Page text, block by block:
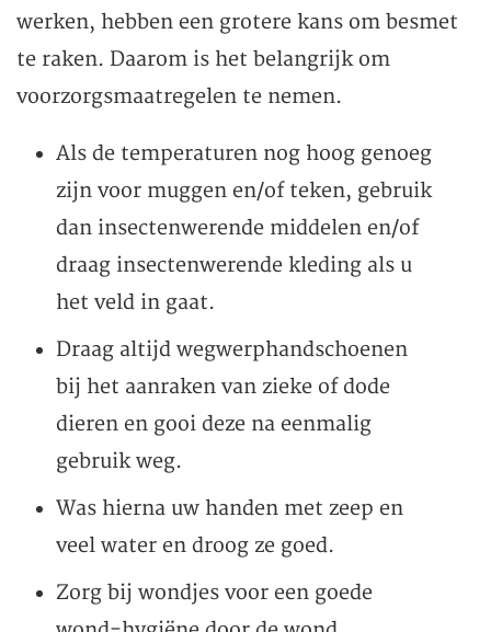
werken, hebben een grotere kans om besmet
te raken. Daarom is het belangrijk om
voorzorgsmaatregelen te nemen.
Als de temperaturen nog hoog genoeg
zijn voor muggen en/of teken, gebruik
dan insectenwerende middelen en/of
draag insectenwerende kleding als u
het veld in gaat.
Draag altijd wegwerphandschoenen
bij het aanraken van zieke of dode
dieren en gooi deze na eenmalig
gebruik weg.
Was hierna uw handen met zeep en
veel water en droog ze goed.
Zorg bij wondjes voor een goede